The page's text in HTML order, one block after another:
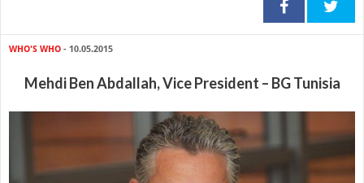
WHO'S WHO - 10.05.2015
Mehdi Ben Abdallah, Vice President – BG Tunisia